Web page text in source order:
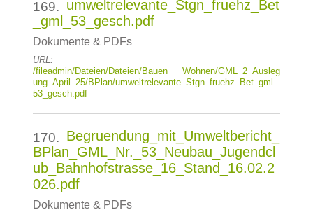
169. umweltrelevante_Stgn_fruehz_Bet
_gml_53_gesch.pdf
Dokumente & PDFs
URL:
/fileadmin/Dateien/Dateien/Bauen___Wohnen/GML_2_Ausleg
ung_April_25/BPlan/umweltrelevante_Stgn_fruehz_Bet_gml_
53_gesch.pdf
170. Begruendung_mit_Umweltbericht_
BPlan_GML_Nr._53_Neubau_Jugendcl
ub_Bahnhofstrasse_16_Stand_16.02.2
026.pdf
Dokumente & PDFs